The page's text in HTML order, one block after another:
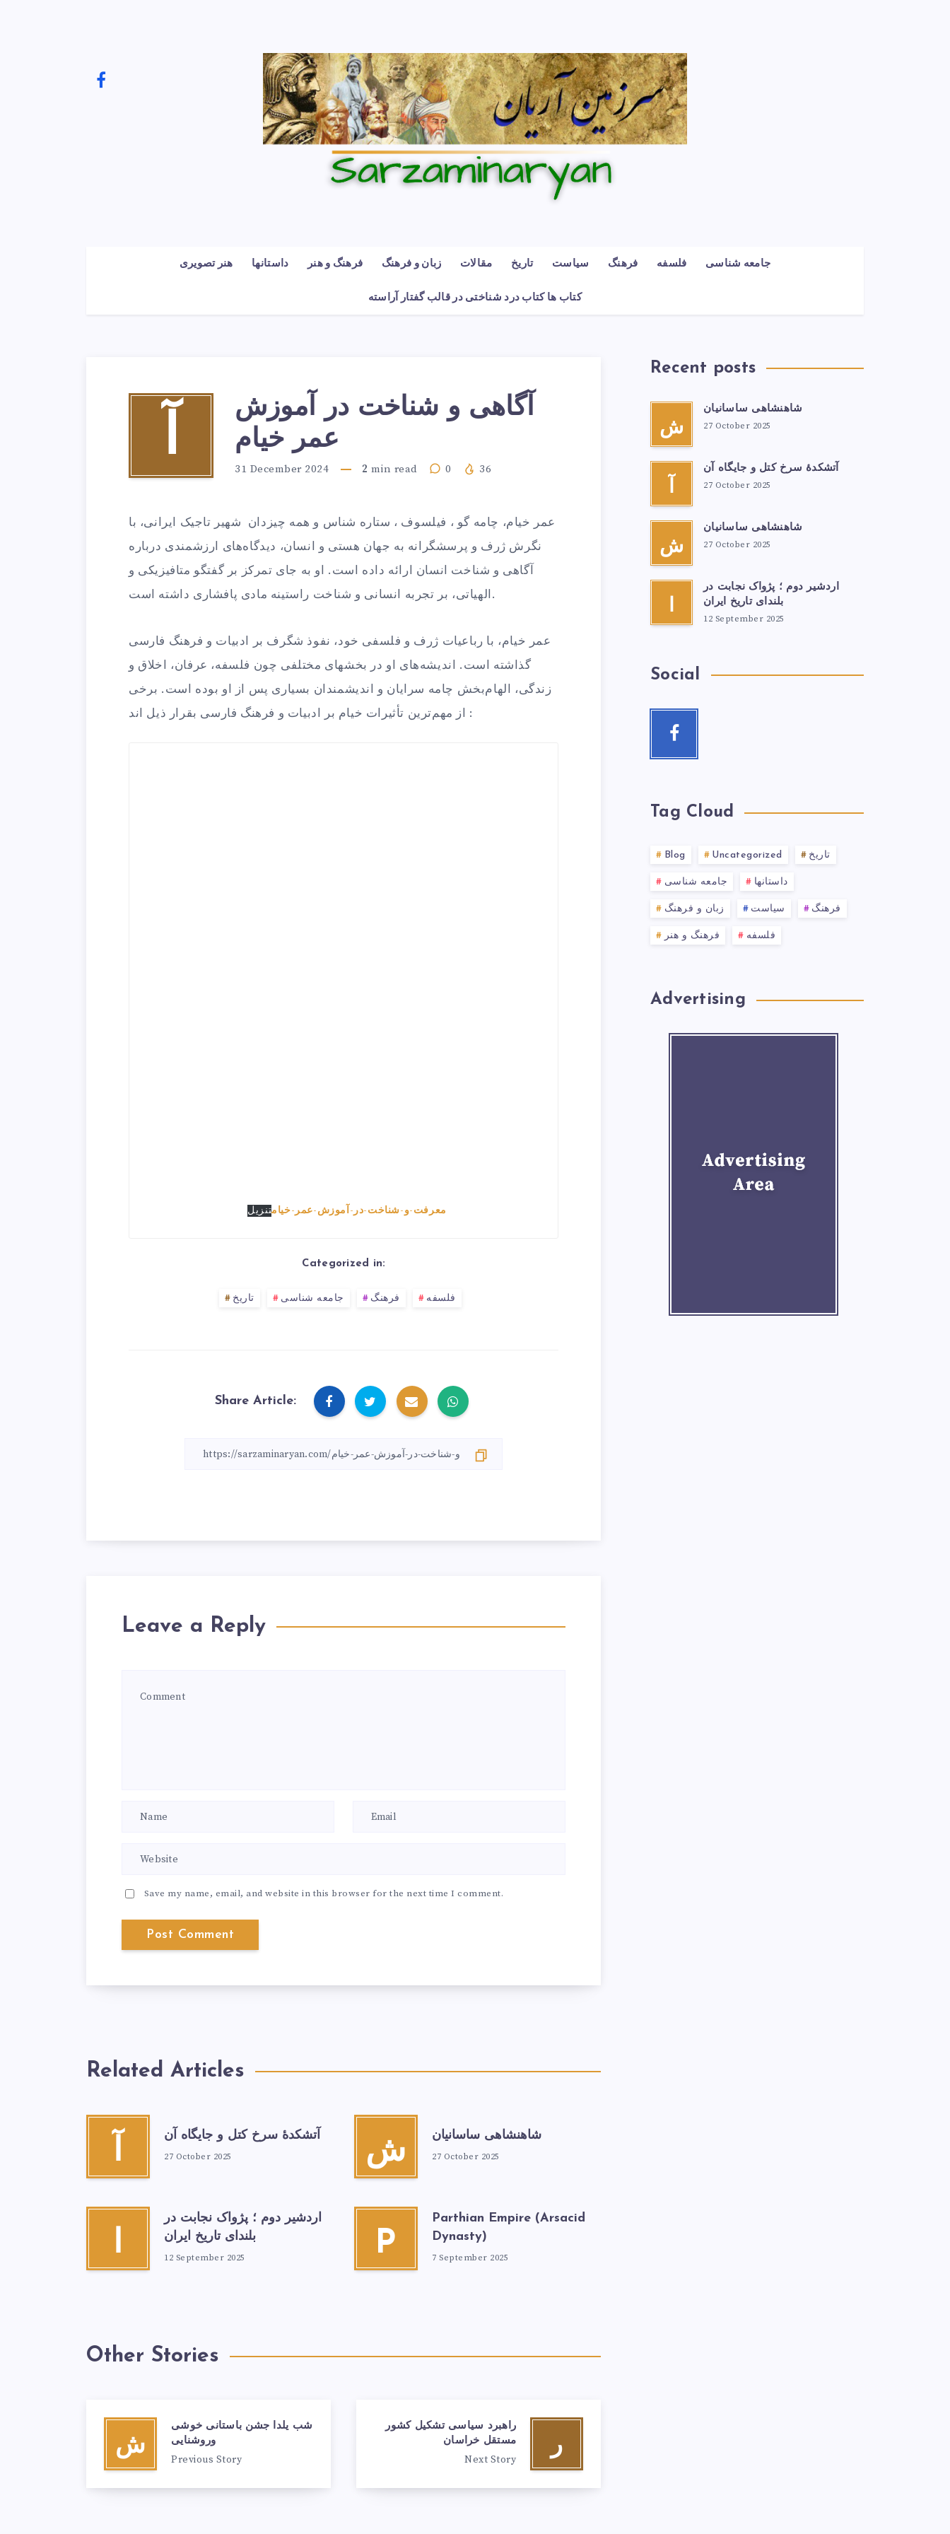
هنر تصویری داستانها فرهنگ و هنر زبان و فرهنگ مقالات تاریخ سیاست فرهنگ فلسفه جامعه شناسی
کتاب ها کتاب درد شناختی در قالب گفتار آراسته
آ
آگاهی و شناخت در آموزش
عمر خیام
31 December 2024 2 min read 0 36
عمر خیام، چامه گو ، فیلسوف ، ستاره شناس و همه چیزدان شهیر تاجیک ایرانی، با
نگرش ژرف و پرسشگرانه به جهان هستی و انسان، دیدگاه‌های ارزشمندی درباره
آگاهی و شناخت انسان ارائه داده است. او به جای تمرکز بر گفتگو متافیزیکی و
الهیاتی، بر تجربه انسانی و شناخت راستینه مادی پافشاری داشته است.
عمر خیام، با رباعیات ژرف و فلسفی خود، نفوذ شگرف بر ادبیات و فرهنگ فارسی
گذاشته است. اندیشه‌های او در بخشهای مختلفی چون فلسفه، عرفان، اخلاق و
زندگی، الهام‌بخش چامه سرایان و اندیشمندان بسیاری پس از او بوده است. برخی
از مهم‌ترین تأثیرات خیام بر ادبیات و فرهنگ فارسی بقرار ذیل اند :
معرفت-و-شناخت-در-آموزش-عمر-خیامتنزیل
Categorized in:
تاریخ جامعه شناسی فرهنگ فلسفه
Share Article:
Leave a Reply
Save my name, email, and website in this browser for the next time I comment.
Related Articles
آ
آتشكدهٔ سرخ‌ کتل و جایگاه آن
27 October 2025 ش
شاهنشاهی ساسانیان
27 October 2025
ا
اردشیر دوم ؛ پژواک نجابت در
بلندای تاریخ ایران
12 September 2025 P
Parthian Empire (Arsacid
Dynasty)
7 September 2025
Other Stories
ر
راهبرد سیاسی تشکیل کشور
مستقل خراسان
Next Story
ش
شب یلدا جشن باستانی خوشی
وروشنایی
Previous Story
Recent posts
ش
شاهنشاهی ساسانیان
27 October 2025
آ
آتشكدهٔ سرخ‌ کتل و جایگاه آن
27 October 2025
ش
شاهنشاهی ساسانیان
27 October 2025
ا
اردشیر دوم ؛ پژواک نجابت در
بلندای تاریخ ایران
12 September 2025
Social
Tag Cloud
Blog Uncategorized تاریخ
جامعه شناسی داستانها
زبان و فرهنگ سیاست فرهنگ
فرهنگ و هنر فلسفه
Advertising